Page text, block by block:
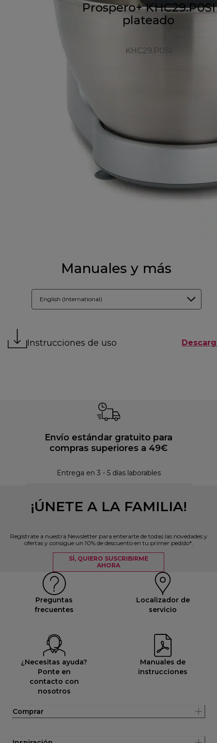
Prospero+ KHC29.P0SI
plateado
KHC29.P0SI
Manuales y más
English (International)
Instrucciones de uso
Envío estándar gratuito para
compras superiores a 49€
Entrega en 3 - 5 días laborables
¡ÚNETE A LA FAMILIA!
Regístrate a nuestra Newsletter para enterarte de todas las novedades y
ofertas y consigue un 10% de descuento en tu primer pedido*.
SÍ, QUIERO SUSCRIBIRME
AHORA
Preguntas
frecuentes
Localizador de
servicio
¿Necesitas ayuda?
Ponte en
contacto con
nosotros
Manuales de
instrucciones
Comprar